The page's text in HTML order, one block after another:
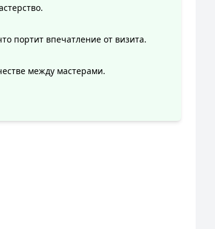
портит впечатление от визита.
между мастерами.